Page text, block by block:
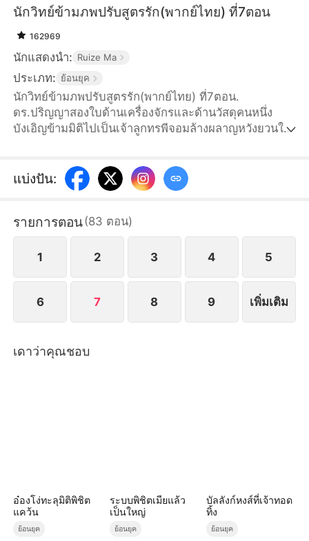
นักวิทย์ข้ามภพปรับสูตรรัก(พากย์ไทย) ที่7ตอน
162969
นักแสดงนำ: Ruize Ma
ประเภท: ย้อนยุค
นักวิทย์ข้ามภพปรับสูตรรัก(พากย์ไทย) ที่7ตอน.
ดร.ปริญญาสองใบด้านเครื่องจักรและด้านวัสดุคนหนึ่ง
บังเอิญข้ามมิติไปเป็นเจ้าลูกทรพีจอมล้างผลาญหวังยวนใน
บ้านในหมู่บ้านเสี่ยวหวังรวยไปด้วยกัน แต่พฤติกรรมต่างๆ
ของเขาในสายตาของคนอื่นๆมันดูเขายิ่งล้างผลาญกว่าเดิม
ของเขาและแก้ไขวิกฤตต่างๆ ทำให้ได้รับการยอมรับจาก
นางเอก
แบ่งปัน:
รายการตอน(83 ตอน)
1 2 3 4 5
6 7 8 9 เพิ่มเติม
เดาว่าคุณชอบ
อ๋องโง่ทะลุมิติพิชิต
แคว้น
ย้อนยุค
ระบบพิชิตเมียแล้ว
เป็นใหญ่
ย้อนยุค
บัลลังก์หงส์ที่เจ้าทอด
ทิ้ง
ย้อนยุค